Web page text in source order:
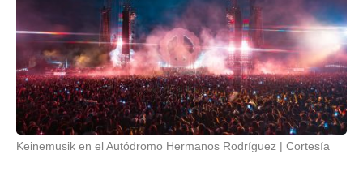
Keinemusik en el Autódromo Hermanos Rodríguez Cortesía